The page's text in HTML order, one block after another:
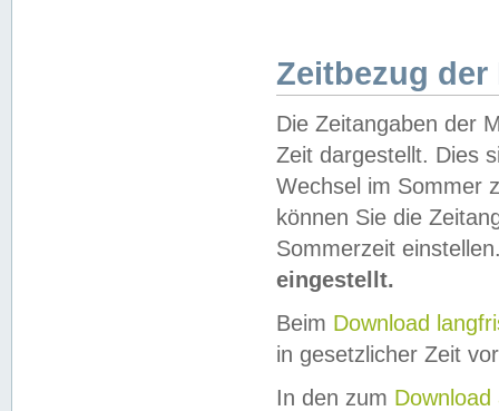
Zeitbezug der
Die Zeitangaben der
Zeit dargestellt. Dies
Wechsel im Sommer
können Sie die
Sommerzeit
eingestellt.
Beim Download
in gesetzlicher Zeit
In den zum Download